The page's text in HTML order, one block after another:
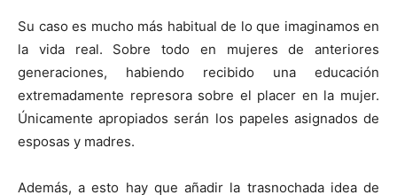
Su caso es mucho más habitual de lo que imaginamos en
la vida real. Sobre todo en mujeres de anteriores
generaciones, habiendo recibido una educación
extremadamente represora sobre el placer en la mujer.
Únicamente apropiados serán los papeles asignados de
esposas y madres.
Además, a esto hay que añadir la trasnochada idea de